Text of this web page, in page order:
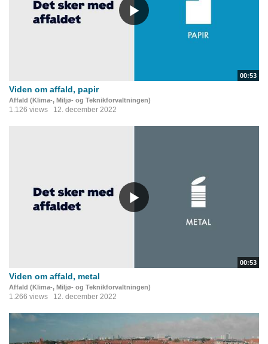
00:53
Viden om affald, papir
Affald (Klima-, Miljø- og Teknikforvaltningen)
1.126 views 12. december 2022
00:53
Viden om affald, metal
Affald (Klima-, Miljø- og Teknikforvaltningen)
1.266 views 12. december 2022